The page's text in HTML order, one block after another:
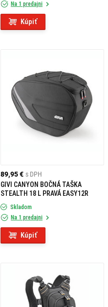
Na 1 predajni
Kúpiť
89,95 € s DPH
GIVI CANYON BOČNÁ TAŠKA
STEALTH 18 L PRAVÁ EASY12R
Skladom
Na 1 predajni
Kúpiť